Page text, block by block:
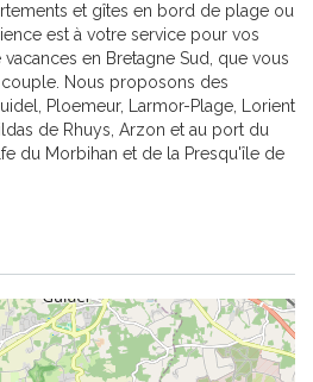
et gîtes en bord de plage ou
est à votre service pour vos
en Bretagne Sud, que vous
Nous proposons des
Ploemeur, Larmor-Plage, Lorient
de Rhuys, Arzon et au port du
du Morbihan et de la Presqu'île de